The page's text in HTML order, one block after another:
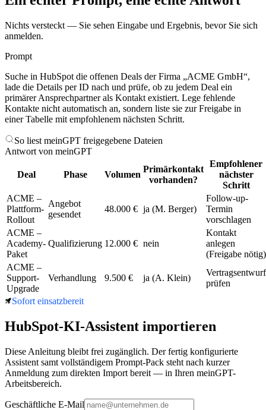
Nichts versteckt — Sie sehen Eingabe und Ergebnis, bevor Sie sich
anmelden.
Prompt
Suche in HubSpot die offenen Deals der Firma „ACME GmbH“,
lade die Details per ID nach und prüfe, ob zu jedem Deal ein
primärer Ansprechpartner als Kontakt existiert. Lege fehlende
Kontakte nicht automatisch an, sondern liste sie zur Freigabe in
einer Tabelle mit empfohlenem nächsten Schritt.
So liest meinGPT freigegebene Dateien
Antwort von meinGPT
Deal Phase Volumen
Primärkontakt
vorhanden?
Empfohlener
nächster
Schritt
ACME –
Plattform-
Rollout
Angebot
gesendet
48.000 € ja (M. Berger)
Follow-up-
Termin
vorschlagen
ACME –
Academy-
Paket
Qualifizierung 12.000 € nein
Kontakt
anlegen
(Freigabe nötig)
ACME –
Support-
Upgrade
Verhandlung 9.500 € ja (A. Klein)
Vertragsentwurf
prüfen
Sofort einsatzbereit
HubSpot-KI-Assistent importieren
Diese Anleitung bleibt frei zugänglich. Der fertig konfigurierte
Assistent samt vollständigem Prompt-Pack steht nach kurzer
Anmeldung zum direkten Import bereit — in Ihren meinGPT-
Arbeitsbereich.
Geschäftliche E-Mail